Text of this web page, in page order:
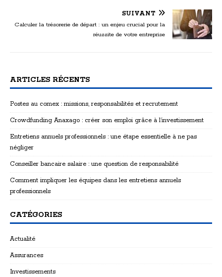
SUIVANT
Calculer la trésorerie de départ : un enjeu crucial pour la
réussite de votre entreprise
ARTICLES RÉCENTS
Postes au comex : missions, responsabilités et recrutement
Crowdfunding Anaxago : créer son emploi grâce à l’investissement
Entretiens annuels professionnels : une étape essentielle à ne pas
négliger
Conseiller bancaire salaire : une question de responsabilité
Comment impliquer les équipes dans les entretiens annuels
professionnels
CATÉGORIES
Actualité
Assurances
Investissements